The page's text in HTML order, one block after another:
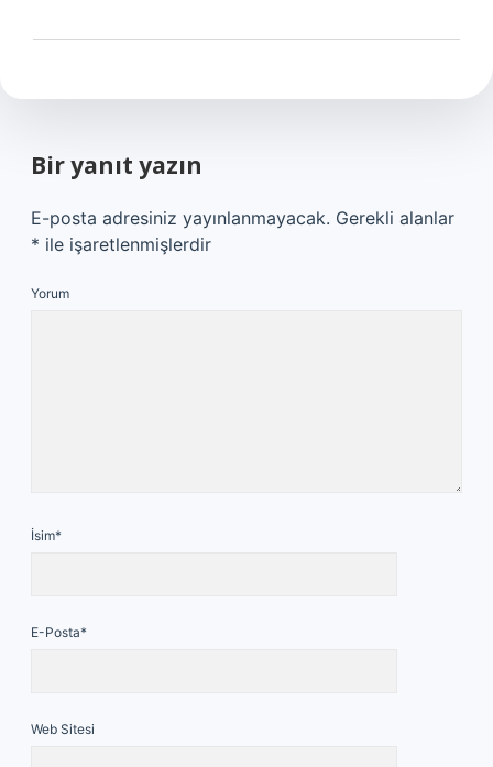
Bir yanıt yazın
E-posta adresiniz yayınlanmayacak. Gerekli alanlar
* ile işaretlenmişlerdir
Yorum
İsim*
E-Posta*
Web Sitesi